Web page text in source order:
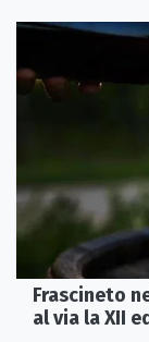
Frascineto
al via la XII